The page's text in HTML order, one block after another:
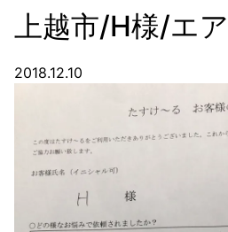
上越市/H様/エ
2018.12.10